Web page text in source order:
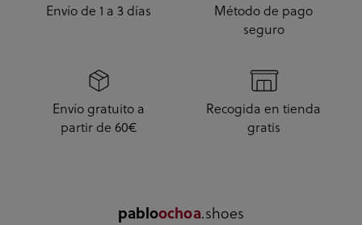
Envío de 1 a 3 días
Método de pago
seguro
Envío gratuito a
partir de 60€
Recogida en tienda
gratis
pabloochoa.shoes